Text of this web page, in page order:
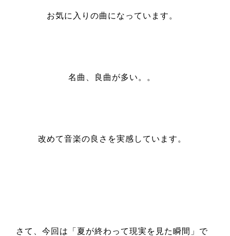
お気に入りの曲になっています。
名曲、良曲が多い。。
改めて音楽の良さを実感しています。
さて、今回は「夏が終わって現実を見た瞬間」で